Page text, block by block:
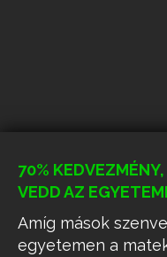
70%
VEDD AZ
Amíg mások
egyetemen a